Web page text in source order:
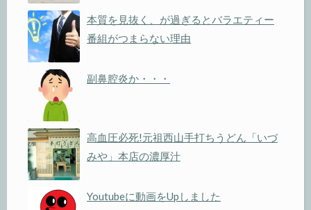
本質を見抜く、が過ぎるとバラエティー
番組がつまらない理由
副鼻腔炎か・・・
高血圧必死!元祖西山手打ちうどん「いづ
みや」本店の濃厚汁
Youtubeに動画をUpしました